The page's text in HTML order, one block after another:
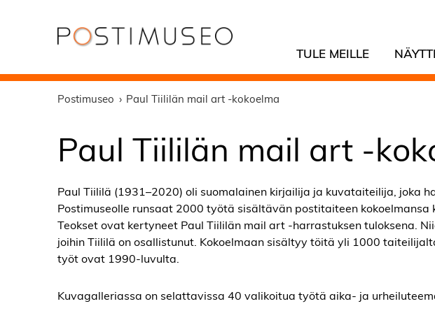
TULE MEILLE
Postimuseo Paul Tiililän mail art -kokoelma
Paul Tiililän mail art -
Paul Tiililä (1931–2020) oli suomalainen kirjailija ja kuvataiteilija, joka
Postimuseolle runsaat 2000 työtä sisältävän postitaiteen
Teokset ovat kertyneet Paul Tiililän mail art -harrastuksen tuloksena.
joihin Tiililä on osallistunut. Kokoelmaan sisältyy töitä yli 1000
työt ovat 1990-luvulta.
Kuvagalleriassa on selattavissa 40 valikoitua työtä aika- ja